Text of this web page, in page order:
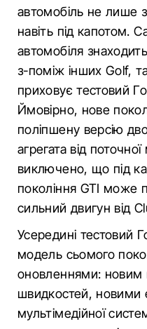
автомобіль не лише
навіть під капотом.
автомобіля
з-поміж інших Golf,
приховує тестовий
Ймовірно, нове
поліпшену версію
агрегата від
виключено, що під
покоління GTI може
сильний двигун від
Усередині тестовий
модель сьомого
оновленнями:
швидкостей, новими
мультімедійної